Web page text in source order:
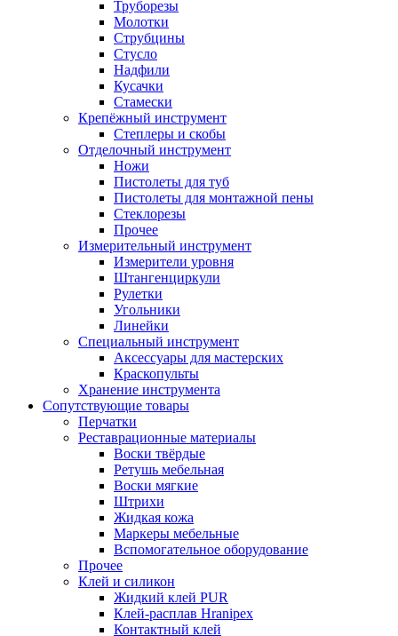
Труборезы
Молотки
Струбцины
Стусло
Надфили
Кусачки
Стамески
Крепёжный инструмент
Степлеры и скобы
Отделочный инструмент
Ножи
Пистолеты для туб
Пистолеты для монтажной пены
Стеклорезы
Прочее
Измерительный инструмент
Измерители уровня
Штангенциркули
Рулетки
Угольники
Линейки
Специальный инструмент
Аксессуары для мастерских
Краскопульты
Хранение инструмента
Сопутствующие товары
Перчатки
Реставрационные материалы
Воски твёрдые
Ретушь мебельная
Воски мягкие
Штрихи
Жидкая кожа
Маркеры мебельные
Вспомогательное оборудование
Прочее
Клей и силикон
Жидкий клей PUR
Клей-расплав Hranipex
Контактный клей